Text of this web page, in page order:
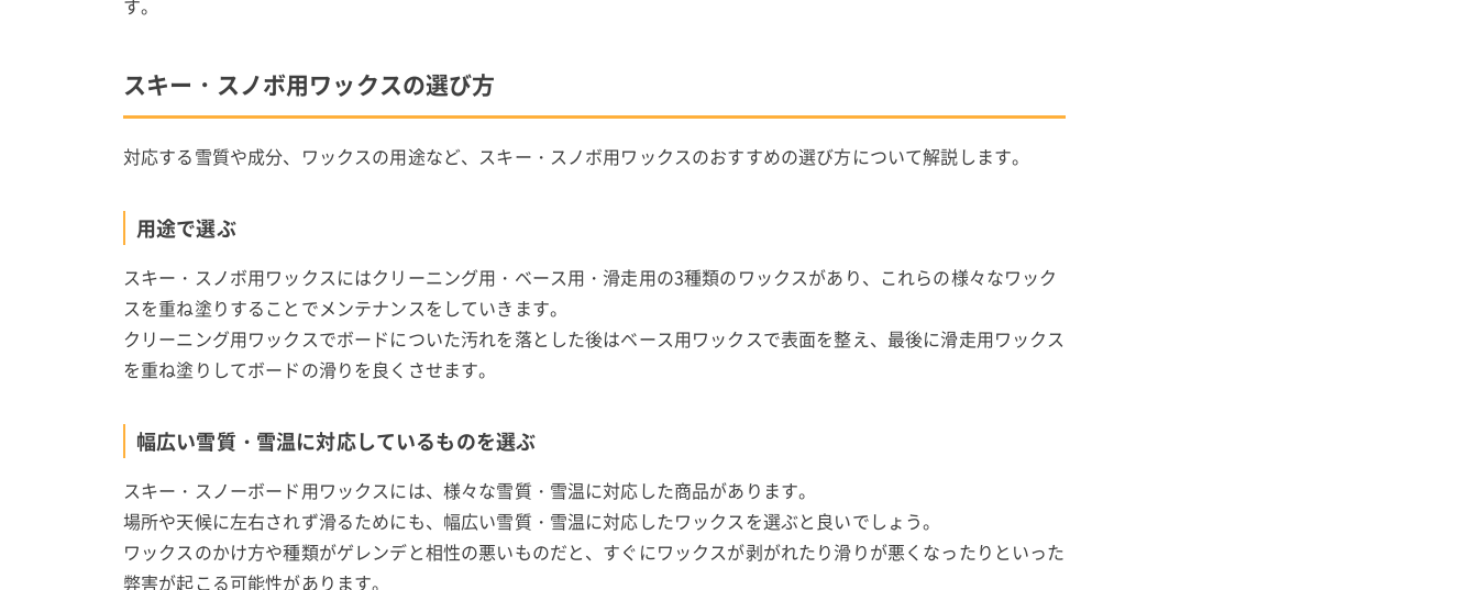
す。
スキー・スノボ用ワックスの選び方
対応する雪質や成分、ワックスの用途など、スキー・スノボ用ワックスのおすすめの選び方について解説します。
用途で選ぶ
スキー・スノボ用ワックスにはクリーニング用・ベース用・滑走用の3種類のワックスがあり、これらの様々なワック
スを重ね塗りすることでメンテナンスをしていきます。
クリーニング用ワックスでボードについた汚れを落とした後はベース用ワックスで表面を整え、最後に滑走用ワックス
を重ね塗りしてボードの滑りを良くさせます。
幅広い雪質・雪温に対応しているものを選ぶ
スキー・スノーボード用ワックスには、様々な雪質・雪温に対応した商品があります。
場所や天候に左右されず滑るためにも、幅広い雪質・雪温に対応したワックスを選ぶと良いでしょう。
ワックスのかけ方や種類がゲレンデと相性の悪いものだと、すぐにワックスが剥がれたり滑りが悪くなったりといった
弊害が起こる可能性があります。